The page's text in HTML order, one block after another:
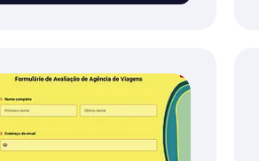
pode fornecer
valiosas sobre o
alunos pensam sobre
e como você pode